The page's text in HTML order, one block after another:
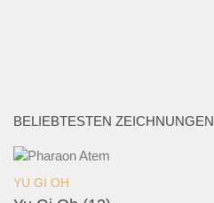
BELIEBTESTEN ZEICHNUNGEN
YU GI OH